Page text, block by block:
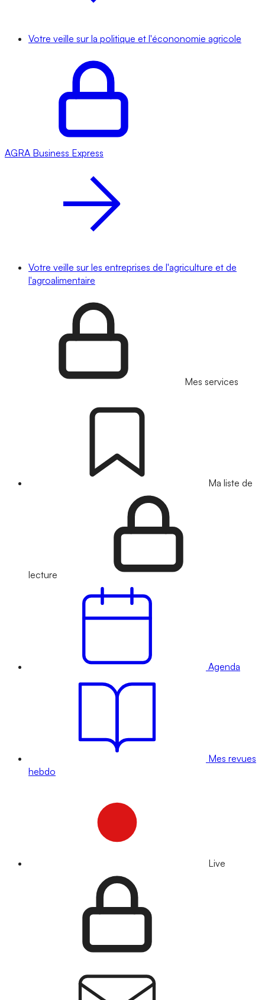
Votre veille sur la politique et l'écononomie agricole
AGRA Business Express
Votre veille sur les entreprises de l'agriculture et de
l'agroalimentaire
Mes services
Ma liste de
lecture
Agenda
Mes revues
hebdo
Live